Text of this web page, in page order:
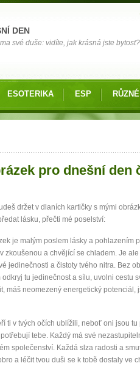
DEN
své duše: vidíte, jak krásná jste bytost?
ESOTERIKA ESP RŮZNÉ
pro dnešní den
držet v dlaních kartičky s mými
lásku, přečti mé poselství:
je malým poslem lásky a pohlazením
zkoušenou a chvějící se chladem. Je
jedinečnosti a čistoty tvého nitra. Bez
tu jedinečnost a sílu, uvolni cestu
máš neomezený energetický potenciál,
ti v tvých očích ublížili, neboť oni jsou tu
tebe. Každý má své
společenství. Každá slza radosti a
a léčit tvou duši se k tobě dostaly ve